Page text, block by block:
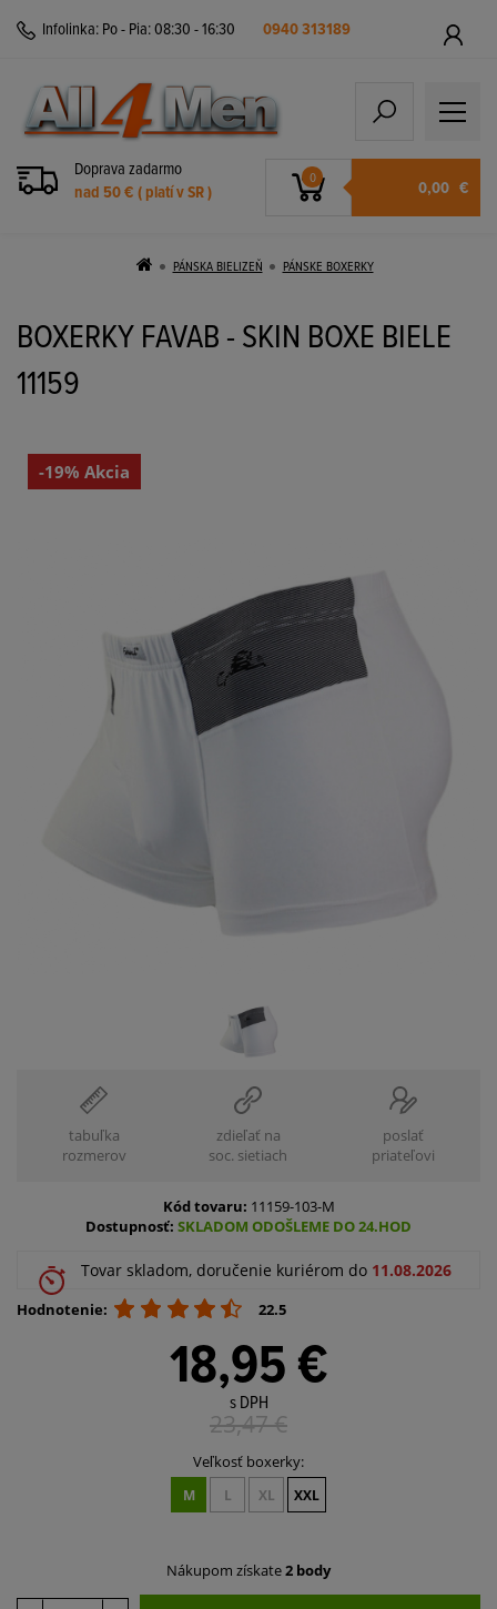
Infolinka: Po - Pia: 08:30 - 16:30 0940 313189
Doprava zadarmo
nad 50 € ( platí v SR )
0 0,00 €
PÁNSKA BIELIZEŇ PÁNSKE BOXERKY
BOXERKY FAVAB - SKIN BOXE BIELE
11159
-19% Akcia
tabuľka
rozmerov
zdieľať na
soc. sietiach
poslať
priateľovi
Kód tovaru: 11159-103-M
Dostupnosť: SKLADOM ODOŠLEME DO 24.HOD
Tovar skladom, doručenie kuriérom do 11.08.2026
Hodnotenie: 22.5
18,95 €
s DPH
23,47€
Veľkosť boxerky:
M L XL XXL
Nákupom získate2 body